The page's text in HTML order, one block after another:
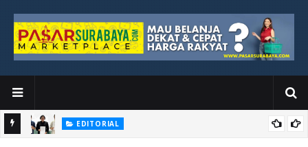
EDITORIAL